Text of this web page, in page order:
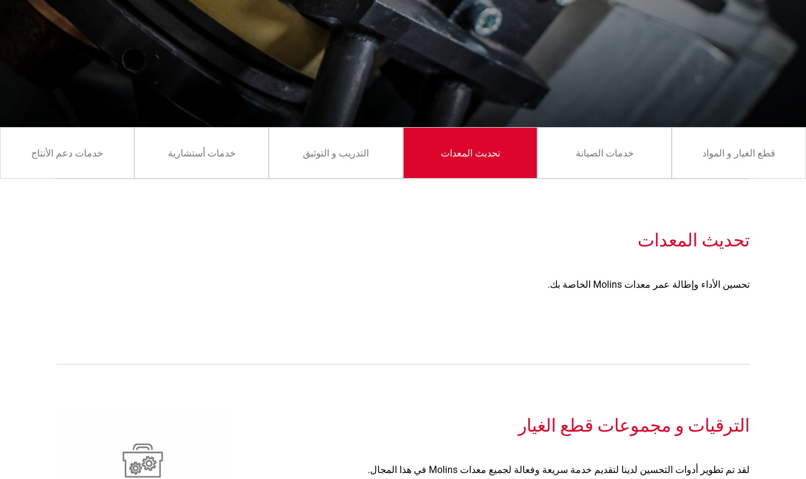
قطع الغيار و المواد خدمات الصيانة تحديث المعدات التدريب و التوثيق خدمات أستشارية خدمات دعم الأنتاج
تحديث المعدات
تحسين الأداء وإطالة عمر معدات Molins الخاصة بك.
الترقيات و مجموعات قطع الغيار
لقد تم تطوير أدوات التحسين لدينا لتقديم خدمة سريعة وفعالة لجميع معدات Molins في هذا المجال.